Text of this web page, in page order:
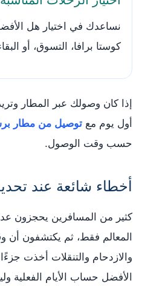
نساعدك في اختيار هل
كوستا برافا، التسوق، أو
إذا كان وصولك عبر المطار
أول يوم مع توصيل من مطار
حسب وقت الوصول.
أخطاء شائعة عند
كثير من المسافرين يحجزون
المعالم فقط، ثم يكتشفون أن
والازدحام والتنقلات أخذت
الأفضل حساب الأيام الفعلية